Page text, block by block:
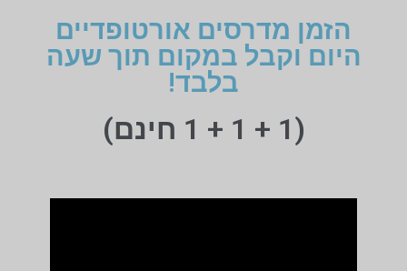
הזמן מדרסים אורטופדיים
היום וקבל במקום תוך שעה
בלבד!
(1 + 1 + 1 חינם)